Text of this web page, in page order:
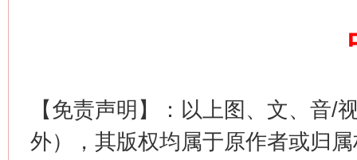
【免责声明】：以上图、文、音/
外），其版权均属于原作者或归